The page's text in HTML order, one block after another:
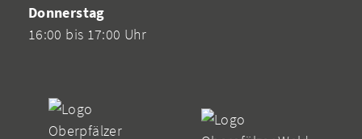
Donnerstag
16:00 bis 17:00 Uhr